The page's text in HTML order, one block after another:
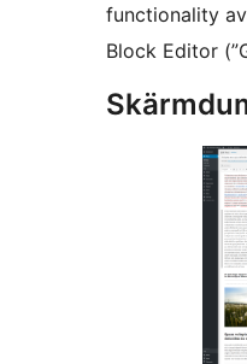
functionality
Block Editor